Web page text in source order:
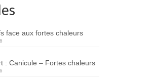
face aux fortes chaleurs
: Canicule – Fortes chaleurs